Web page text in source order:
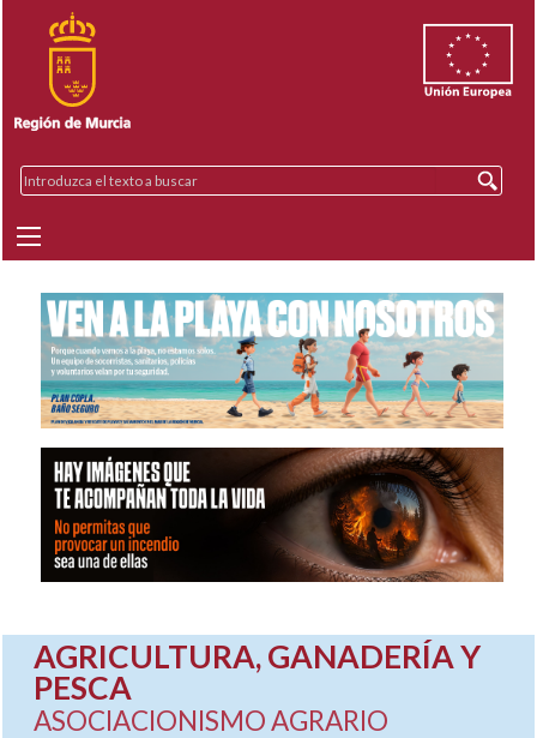
AGRICULTURA, GANADERÍA Y
PESCA
ASOCIACIONISMO AGRARIO